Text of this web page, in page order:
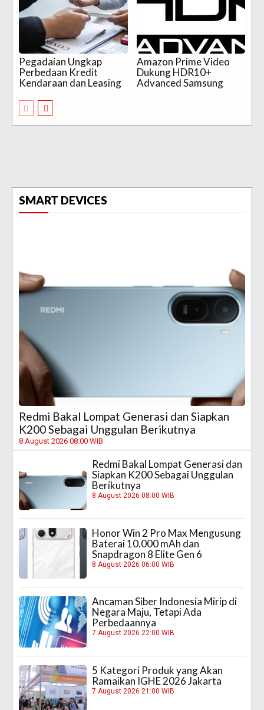
Pegadaian Ungkap
Perbedaan Kredit
Kendaraan dan Leasing
Amazon Prime Video
Dukung HDR10+
Advanced Samsung
SMART DEVICES
Redmi Bakal Lompat Generasi dan Siapkan
K200 Sebagai Unggulan Berikutnya
8 August 2026 08:00 WIB
Redmi Bakal Lompat Generasi dan
Siapkan K200 Sebagai Unggulan
Berikutnya
8 August 2026 08:00 WIB
Honor Win 2 Pro Max Mengusung
Baterai 10.000 mAh dan
Snapdragon 8 Elite Gen 6
8 August 2026 06:00 WIB
Ancaman Siber Indonesia Mirip di
Negara Maju, Tetapi Ada
Perbedaannya
7 August 2026 22:00 WIB
5 Kategori Produk yang Akan
Ramaikan IGHE 2026 Jakarta
7 August 2026 21:00 WIB